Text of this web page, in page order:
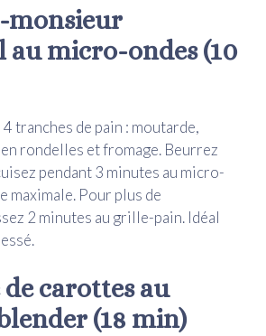
monsieur
au micro-ondes (10
tranches de pain : moutarde,
rondelles et fromage. Beurrez
pendant 3 minutes au micro-
maximale. Pour plus de
2 minutes au grille-pain. Idéal
de carottes au
(18 min)